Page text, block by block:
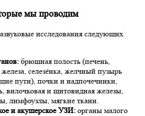
мы проводим
исследования следующих
брюшная полость (печень,
селезёнка, желчный пузырь
пути), почки и надпочечники,
вилочковая и щитовидная железы,
лимфоузлы, мягкие ткани.
и акушерское УЗИ: органы малого